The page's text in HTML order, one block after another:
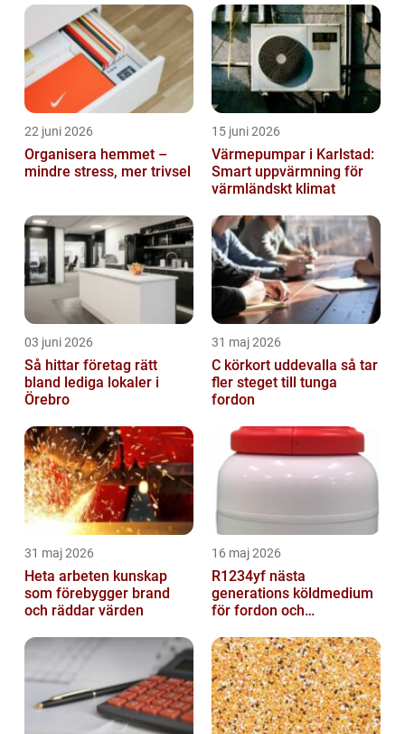
22 juni 2026
Organisera hemmet –
mindre stress, mer trivsel
15 juni 2026
Värmepumpar i Karlstad:
Smart uppvärmning för
värmländskt klimat
03 juni 2026
Så hittar företag rätt
bland lediga lokaler i
Örebro
31 maj 2026
C körkort uddevalla så tar
fler steget till tunga
fordon
31 maj 2026
Heta arbeten kunskap
som förebygger brand
och räddar värden
16 maj 2026
R1234yf nästa
generations köldmedium
för fordon och